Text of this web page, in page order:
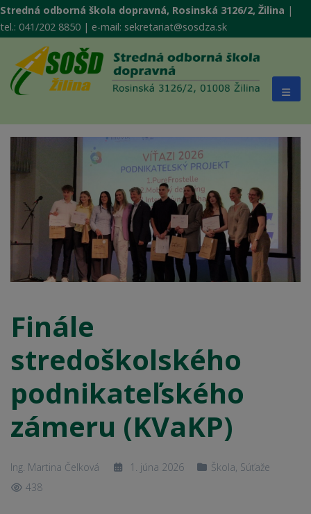
Stredná odborná škola dopravná, Rosinská 3126/2, Žilina |
tel.: 041/202 8850 | e-mail: sekretariat@sosdza.sk
Finále
stredoškolského
podnikateľského
zámeru (KVaKP)
Ing. Martina Čelková 1. júna 2026 Škola, Súťaže
438